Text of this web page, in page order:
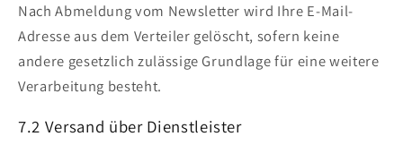
Nach Abmeldung vom Newsletter wird Ihre E-Mail-
Adresse aus dem Verteiler gelöscht, sofern keine
andere gesetzlich zulässige Grundlage für eine weitere
Verarbeitung besteht.
7.2 Versand über Dienstleister